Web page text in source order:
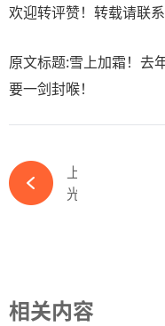
欢迎转评赞！转载请联系
原文标题:雪上加霜！
要一剑封喉！
相关内容